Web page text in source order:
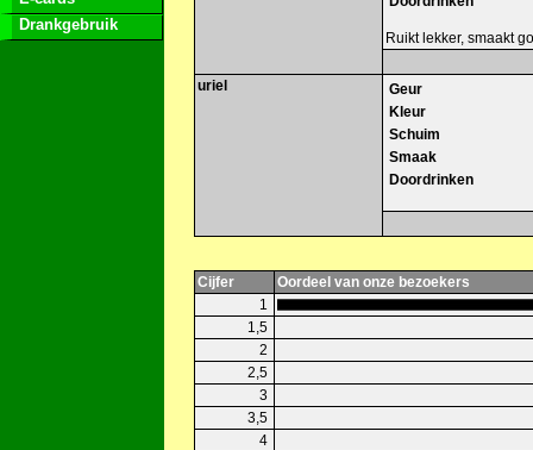
Drankgebruik
Ruikt lekker, smaakt
uriel
Geur
Kleur
Schuim
Smaak
Doordrinken
Cijfer
Oordeel van onze bezoekers
1
1,5
2
2,5
3
3,5
4